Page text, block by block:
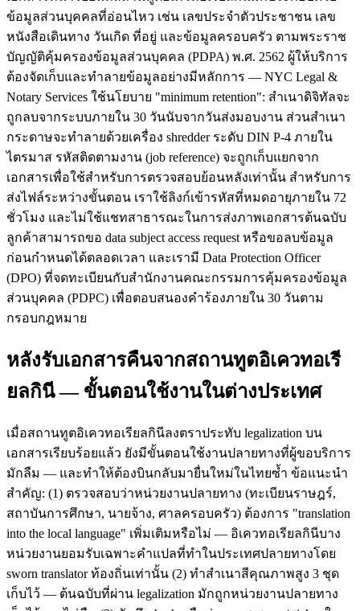
ข้อมูลส่วนบุคคลที่อ่อนไหว เช่น เลขประจำตัวประชาชน เลข
หนังสือเดินทาง วันเกิด ที่อยู่ และข้อมูลครอบครัว ตามพระราช
บัญญัติคุ้มครองข้อมูลส่วนบุคคล (PDPA) พ.ศ. 2562 ผู้ให้บริการ
ต้องจัดเก็บและทำลายข้อมูลอย่างมีหลักการ — NYC Legal &
Notary Services ใช้นโยบาย "minimum retention": สำเนาดิจิทัลจะ
ถูกลบจากระบบภายใน 30 วันนับจากวันส่งมอบงาน ส่วนสำเนา
กระดาษจะทำลายด้วยเครื่อง shredder ระดับ DIN P-4 ภายใน
ไตรมาส รหัสติดตามงาน (job reference) จะถูกเก็บแยกจาก
เอกสารเพื่อใช้สำหรับการตรวจสอบย้อนหลังเท่านั้น สำหรับการ
ส่งไฟล์ระหว่างขั้นตอน เราใช้ลิงก์เข้ารหัสที่หมดอายุภายใน 72
ชั่วโมง และไม่ใช้แชทสาธารณะในการส่งภาพเอกสารต้นฉบับ
ลูกค้าสามารถขอ data subject access request หรือขอลบข้อมูล
ก่อนกำหนดได้ตลอดเวลา และเรามี Data Protection Officer
(DPO) ที่จดทะเบียนกับสำนักงานคณะกรรมการคุ้มครองข้อมูล
ส่วนบุคคล (PDPC) เพื่อตอบสนองคำร้องภายใน 30 วันตาม
กรอบกฎหมาย
หลังรับเอกสารคืนจากสถานทูตอิเควทอเรี
ยลกินี — ขั้นตอนใช้งานในต่างประเทศ
เมื่อสถานทูตอิเควทอเรียลกินีลงตราประทับ legalization บน
เอกสารเรียบร้อยแล้ว ยังมีขั้นตอนใช้งานปลายทางที่ผู้ขอบริการ
มักลืม — และทำให้ต้องบินกลับมายื่นใหม่ในไทยซ้ำ ข้อแนะนำ
สำคัญ: (1) ตรวจสอบว่าหน่วยงานปลายทาง (ทะเบียนราษฎร์,
สถาบันการศึกษา, นายจ้าง, ศาลครอบครัว) ต้องการ "translation
into the local language" เพิ่มเติมหรือไม่ — อิเควทอเรียลกินีบาง
หน่วยงานยอมรับเฉพาะคำแปลที่ทำในประเทศปลายทางโดย
sworn translator ท้องถิ่นเท่านั้น (2) ทำสำเนาสีคุณภาพสูง 3 ชุด
เก็บไว้ — ต้นฉบับที่ผ่าน legalization มักถูกหน่วยงานปลายทาง